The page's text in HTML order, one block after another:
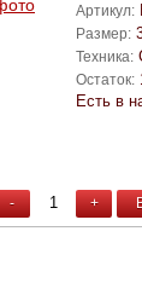
Артикул:
Размер:
Техника:
Остаток:
Есть в
- +